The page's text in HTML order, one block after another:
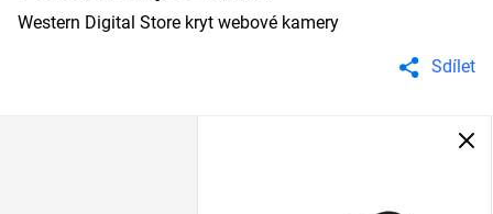
Western Digital Store kryt webové kamery
Sdílet